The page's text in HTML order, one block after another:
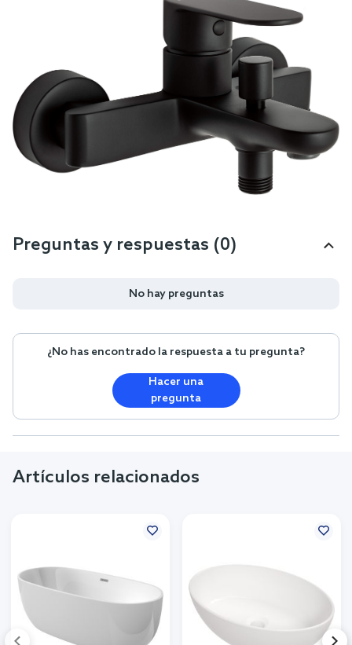
Preguntas y respuestas (0)
No hay preguntas
¿No has encontrado la respuesta a tu pregunta?
Hacer una
pregunta
Artículos relacionados